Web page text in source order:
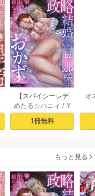
【スパイシーレデ
ィ】政略結婚した
塩対応の旦那様は
毎晩寝たふりをし
(1)
めたる☆ハニィ / Y
aaka
1冊無料
オ
もっと見る